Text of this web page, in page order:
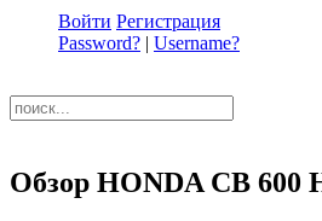
Войти Регистрация
Password? | Username?
Обзор HONDA CB 600